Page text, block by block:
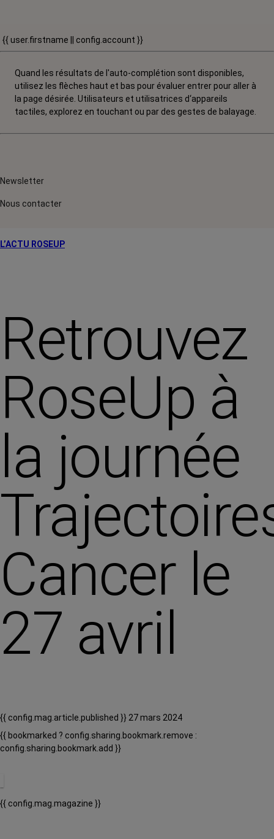
{{ user.firstname || config.account }}
Quand les résultats de l'auto-complétion sont disponibles,
utilisez les flèches haut et bas pour évaluer entrer pour aller à
la page désirée. Utilisateurs et utilisatrices d‘appareils
tactiles, explorez en touchant ou par des gestes de balayage.
Newsletter
Nous contacter
L’ACTU ROSEUP
Retrouvez
RoseUp à
la journée
Cancer le
27 avril
{{ config.mag.article.published }} 27 mars 2024
{{ bookmarked ? config.sharing.bookmark.remove :
config.sharing.bookmark.add }}
{{ config.mag.magazine }}